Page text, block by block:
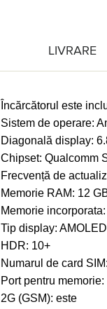
LIVRARE
Încărcătorul este
Sistem de operare:
Diagonală display:
Chipset: Qualcomm
Frecvență de
Memorie RAM: 12
Memorie incorporata:
Tip display: AMOLED
HDR: 10+
Numarul de card SIM:
Port pentru memorie:
2G (GSM): este